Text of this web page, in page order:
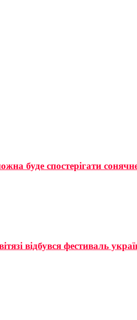
буде спостерігати
відбувся фестиваль